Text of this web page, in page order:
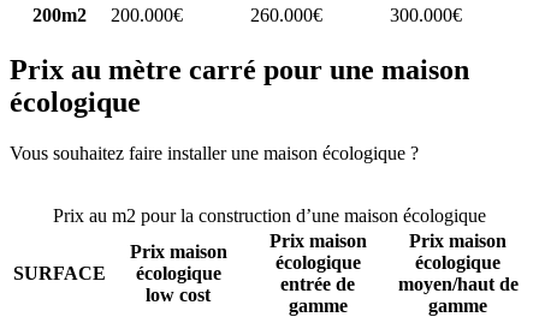
200m2
200.000€ 260.000€ 300.000€
Prix au mètre carré pour une maison
écologique
Vous souhaitez faire installer une maison écologique ?
Prix au m2 pour la construction d’une maison écologique
SURFACE
Prix maison
écologique
low cost
Prix maison
écologique
entrée de
gamme
Prix maison
écologique
moyen/haut de
gamme